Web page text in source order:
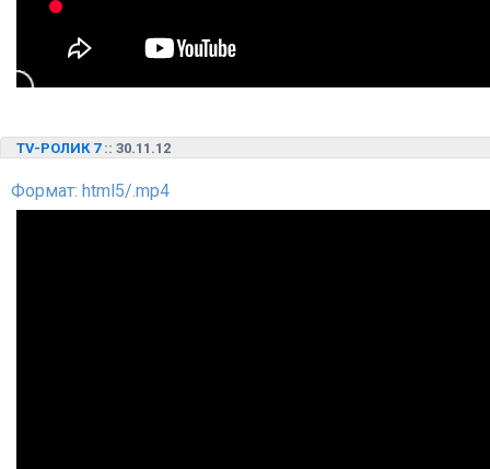
TV-РОЛИК 7 :: 30.11.12
Формат: html5/.mp4